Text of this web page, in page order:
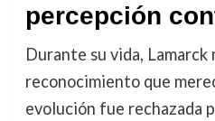
percepción
Durante su vida, Lamarck
reconocimiento que
evolución fue rechazada